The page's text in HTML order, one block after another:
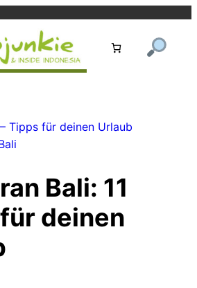
Tipps für deinen Urlaub
Bali: 11
deinen